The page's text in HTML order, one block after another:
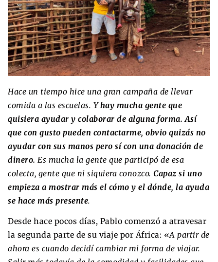
Hace un tiempo hice una gran campaña de llevar
comida a las escuelas. Yhay mucha gente que
quisiera ayudar y colaborar de alguna forma. Así
que con gusto pueden contactarme, obvio quizás no
ayudar con sus manos pero sí con una donación de
dinero. Es mucha la gente que participó de esa
colecta, gente que ni siquiera conozco. Capaz si uno
empieza a mostrar más el cómo y el dónde, la ayuda
se hace más presente.
Desde hace pocos días, Pablo comenzó a atravesar
la segunda parte de su viaje por África: «A partir de
ahora es cuando decidí cambiar mi forma de viajar.